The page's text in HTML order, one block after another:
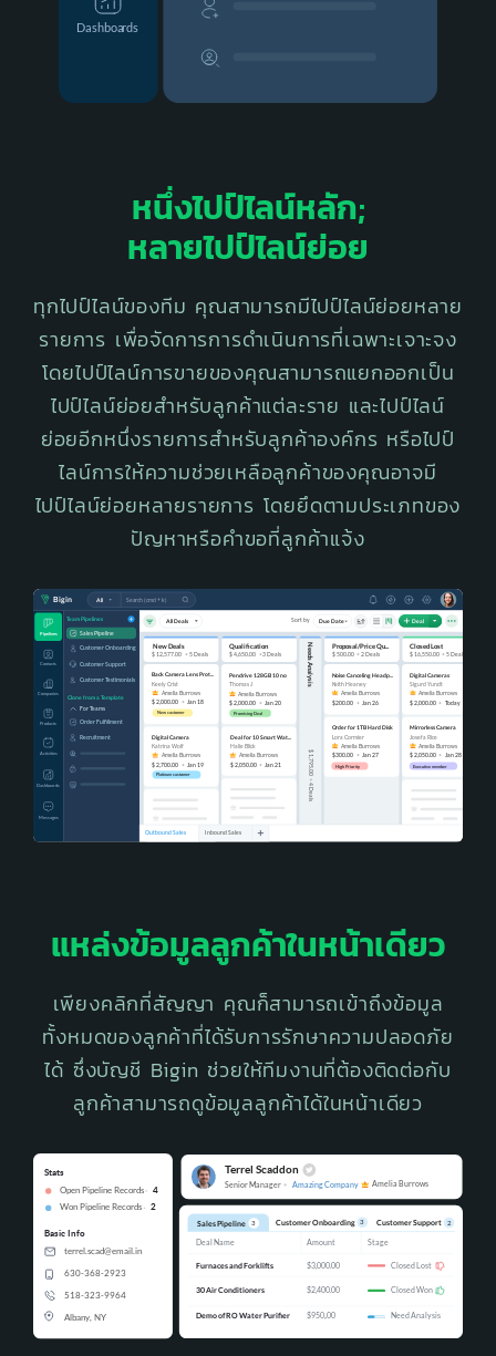
หนึ่งไปป์ไลน์หลัก;
หลายไปป์ไลน์ย่อย
ทุกไปป์ไลน์ของทีม คุณสามารถมีไปป์ไลน์ย่อยหลาย
รายการ เพื่อจัดการการดำเนินการที่เฉพาะเจาะจง
โดยไปป์ไลน์การขายของคุณสามารถแยกออกเป็น
ไปป์ไลน์ย่อยสำหรับลูกค้าแต่ละราย และไปป์ไลน์
ย่อยอีกหนึ่งรายการสำหรับลูกค้าองค์กร หรือไปป์
ไลน์การให้ความช่วยเหลือลูกค้าของคุณอาจมี
ไปป์ไลน์ย่อยหลายรายการ โดยยึดตามประเภทของ
ปัญหาหรือคำขอที่ลูกค้าแจ้ง
แหล่งข้อมูลลูกค้าในหน้าเดียว
เพียงคลิกที่สัญญา คุณก็สามารถเข้าถึงข้อมูล
ทั้งหมดของลูกค้าที่ได้รับการรักษาความปลอดภัย
ได้ ซึ่งบัญชี Bigin ช่วยให้ทีมงานที่ต้องติดต่อกับ
ลูกค้าสามารถดูข้อมูลลูกค้าได้ในหน้าเดียว